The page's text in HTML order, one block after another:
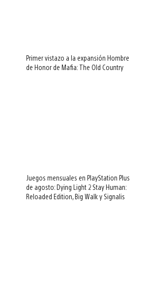
Primer vistazo a la expansión Hombre
de Honor de Mafia: The Old Country
Juegos mensuales en PlayStation Plus
de agosto: Dying Light 2 Stay Human:
Reloaded Edition, Big Walk y Signalis